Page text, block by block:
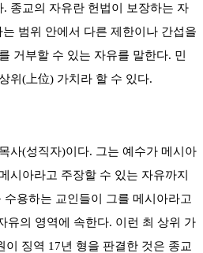
종교의 자유란 헌법이 보장하는 자
범위 안에서 다른 제한이나 간섭을
거부할 수 있는 자유를 말한다. 민
위(上位) 가치라 할 수 있다.
사(성직자)이다. 그는 예수가 메시아
시아라고 주장할 수 있는 자유까지
용하는 교인들이 그를 메시아라고
유의 영역에 속한다. 이런 최 상위 가
이 징역 17년 형을 판결한 것은 종교